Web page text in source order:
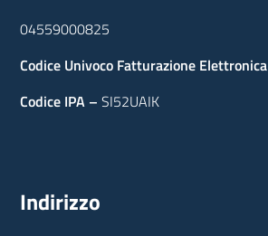
04559000825
Codice Univoco Fatturazione Elettronica
Codice IPA – SI52UAIK
Indirizzo